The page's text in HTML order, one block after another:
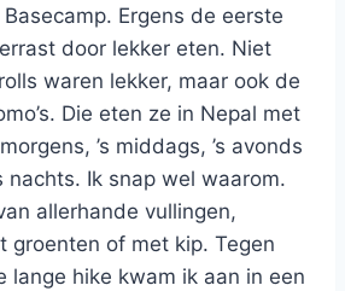
Ergens de eerste
door lekker eten. Niet
waren lekker, maar ook de
Die eten ze in Nepal met
’s middags, ’s avonds
nachts. Ik snap wel waarom.
allerhande vullingen,
groenten of met kip. Tegen
lange hike kwam ik aan in een